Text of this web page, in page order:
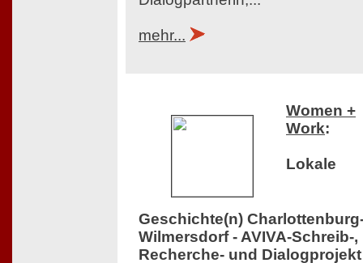
mehr...
Women +
Work:
Lokale
Geschichte(n)
Wilmersdorf - AVIVA-Schreib-,
Recherche- und Dialogprojekt